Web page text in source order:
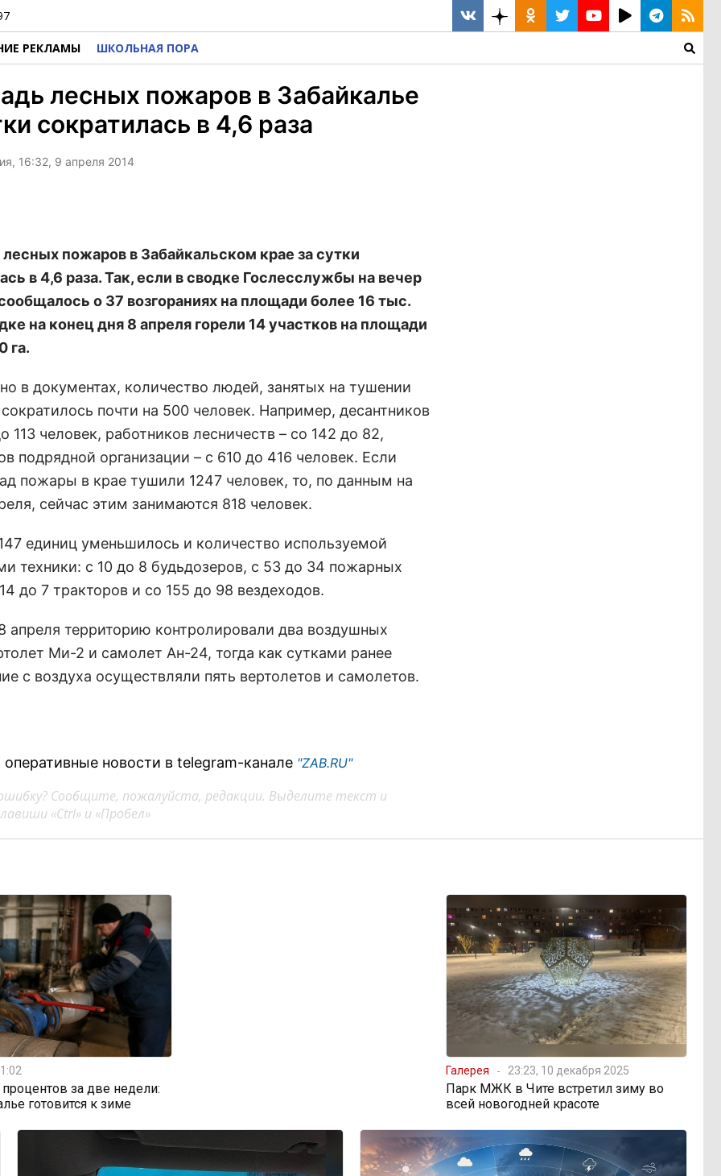
РЕКЛАМЫ ШКОЛЬНАЯ ПОРА
лесных пожаров в Забайкалье
сократилась в 4,6 раза
16:32, 9 апреля 2014
пожаров в Забайкальском крае за сутки
в 4,6 раза. Так, если в сводке Гослесслужбы на вечер
о 37 возгораниях на площади более 16 тыс.
на конец дня 8 апреля горели 14 участков на площади
га.
в документах, количество людей, занятых на тушении
почти на 500 человек. Например, десантников
113 человек, работников лесничеств – со 142 до 82,
подрядной организации – с 610 до 416 человек. Если
пожары в крае тушили 1247 человек, то, по данным на
сейчас этим занимаются 818 человек.
единиц уменьшилось и количество используемой
техники: с 10 до 8 будьдозеров, с 53 до 34 пожарных
до 7 тракторов и со 155 до 98 вездеходов.
апреля территорию контролировали два воздушных
Ми-2 и самолет Ан-24, тогда как сутками ранее
с воздуха осуществляли пять вертолетов и самолетов.
новости в telegram-канале "ZAB.RU"
Сообщите, пожалуйста, редакции. Выделите текст и
«Ctrl» и «Пробел»
за две недели:
готовится к зиме
Галерея 23:23, 10 декабря 2025
Парк МЖК в Чите встретил зиму во
всей новогодней красоте